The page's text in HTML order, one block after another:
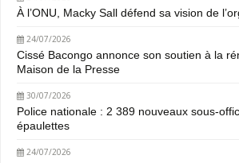
À l’ONU, Macky Sall défend sa vision de
24/07/2026
Cissé Bacongo annonce son soutien à la
Maison de la Presse
30/07/2026
Police nationale : 2 389 nouveaux sous-
épaulettes
24/07/2026